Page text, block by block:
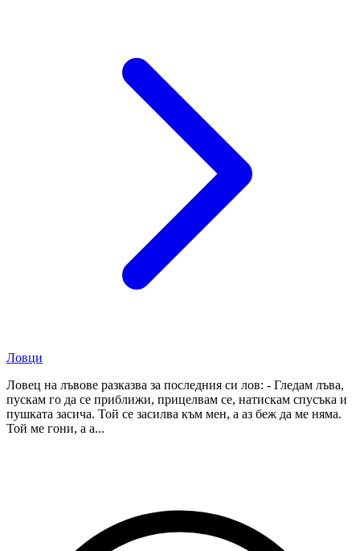
Ловци
Ловец на лъвове разказва за последния си лов: - Гледам лъва,
пускам го да се приближи, прицелвам се, натискам спусъка и
пушката засича. Той се засилва към мен, а аз беж да ме няма.
Той ме гони, а а...